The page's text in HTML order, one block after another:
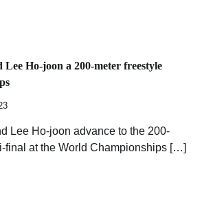
Ho-joon a 200-meter freestyle
Lee Ho-joon advance to the 200-
final at the World Championships […]